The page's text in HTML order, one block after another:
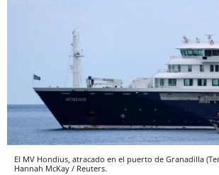
El MV Hondius, atracado en el puerto de Granadilla
Hannah McKay / Reuters.